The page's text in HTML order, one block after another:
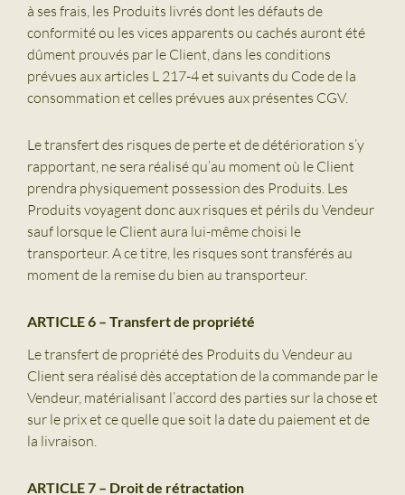
à ses frais, les Produits livrés dont les défauts de
conformité ou les vices apparents ou cachés auront été
dûment prouvés par le Client, dans les conditions
prévues aux articles L 217-4 et suivants du Code de la
consommation et celles prévues aux présentes CGV.
Le transfert des risques de perte et de détérioration s’y
rapportant, ne sera réalisé qu’au moment où le Client
prendra physiquement possession des Produits. Les
Produits voyagent donc aux risques et périls du Vendeur
sauf lorsque le Client aura lui-même choisi le
transporteur. A ce titre, les risques sont transférés au
moment de la remise du bien au transporteur.
ARTICLE 6 – Transfert de propriété
Le transfert de propriété des Produits du Vendeur au
Client sera réalisé dès acceptation de la commande par le
Vendeur, matérialisant l’accord des parties sur la chose et
sur le prix et ce quelle que soit la date du paiement et de
la livraison.
ARTICLE 7 – Droit de rétractation